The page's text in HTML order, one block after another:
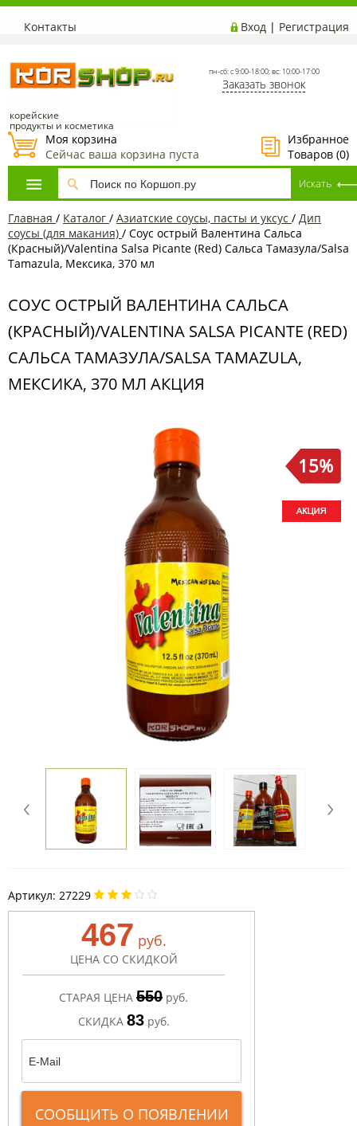
Контакты Вход | Регистрация
корейские
продукты и косметика
пн-сб: с 9:00-18:00; вс: 10:00-17:00
Заказать звонок
Избранное
Товаров (0)
Моя корзина
Сейчас ваша корзина пуста
Главная / Каталог / Азиатские соусы, пасты и уксус / Дип
соусы (для макания) / Соус острый Валентина Сальса
(Красный)/Valentina Salsa Picante (Red) Сальса Тамазула/Salsa
Tamazula, Мексика, 370 мл
СОУС ОСТРЫЙ ВАЛЕНТИНА САЛЬСА
(КРАСНЫЙ)/VALENTINA SALSA PICANTE (RED)
САЛЬСА ТАМАЗУЛА/SALSA TAMAZULA,
МЕКСИКА, 370 МЛ АКЦИЯ
15%
Артикул: 27229
467 руб.
ЦЕНА СО СКИДКОЙ
СТАРАЯ ЦЕНА 550 руб.
СКИДКА 83 руб.
СООБЩИТЬ О ПОЯВЛЕНИИ